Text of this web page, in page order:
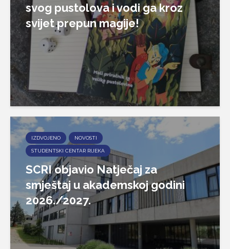
svog pustolova i vodi ga kroz
svijet prepun magije!
IZDVOJENO NOVOSTI
STUDENTSKI CENTAR RIJEKA
SCRI objavio Natječaj za
smještaj u akademskoj godini
2026./2027.